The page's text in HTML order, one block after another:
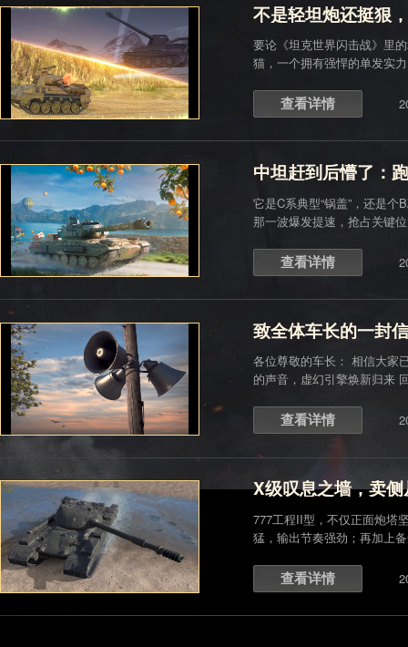
不是轻坦炮还挺狠
要论《坦克世界闪击战》里
猫，一个拥有强悍的单发实
查看详情
中坦赶到后懵了：
它是C系典型“锅盖”，还是
那一波爆发提速，抢占关键
查看详情
致全体车长的一封
各位尊敬的车长： 相信大家
的声音，虚幻引擎焕新归来
查看详情
X级叹息之墙，卖
777工程II型，不仅正面炮塔
猛，输出节奏强劲；再加上
查看详情